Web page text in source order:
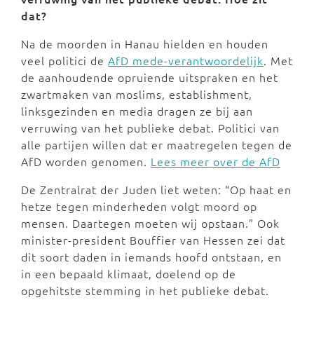
dat?
Na de moorden in Hanau hielden en houden
veel politici de AfD mede-verantwoordelijk. Met
de aanhoudende opruiende uitspraken en het
zwartmaken van moslims, establishment,
linksgezinden en media dragen ze bij aan
verruwing van het publieke debat. Politici van
alle partijen willen dat er maatregelen tegen de
AfD worden genomen. Lees meer over de AfD
De Zentralrat der Juden liet weten: “Op haat en
hetze tegen minderheden volgt moord op
mensen. Daartegen moeten wij opstaan.” Ook
minister-president Bouffier van Hessen zei dat
dit soort daden in iemands hoofd ontstaan, en
in een bepaald klimaat, doelend op de
opgehitste stemming in het publieke debat.